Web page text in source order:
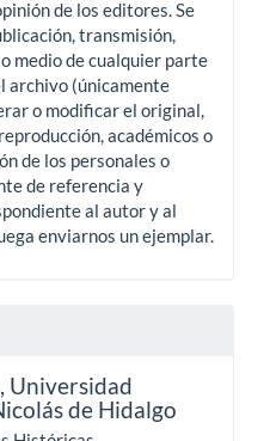
de los editores. Se
transmisión,
medio de cualquier parte
archivo (únicamente
o modificar el original,
académicos o
de los personales o
de referencia y
al autor y al
enviarnos un ejemplar.
Universidad
de Hidalgo